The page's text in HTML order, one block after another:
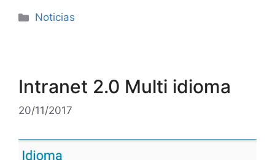
Categorías
Noticias
Intranet 2.0 Multi idioma
20/11/2017